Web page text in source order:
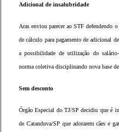
Adicional de insalubridade
Aras enviou parecer ao STF defendendo
de cálculo para pagamento de adicional
a possibilidade de utilização do
norma coletiva disciplinando nova base
Sem desconto
Órgão Especial do TJ/SP decidiu que é
de Catanduva/SP que adotarem cães e